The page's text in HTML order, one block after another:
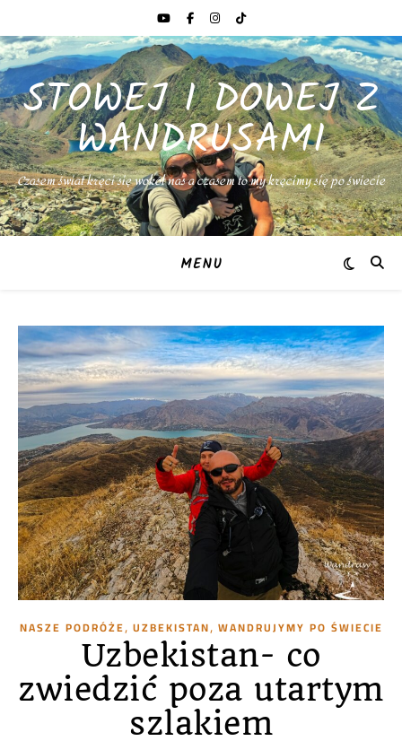
STOWEJ I DOWEJ Z
WANDRUSAMI
Czasem świat kręci się wokół nas a czasem to my kręcimy się po świecie
MENU
NASZE PODRÓŻE, UZBEKISTAN, WANDRUJYMY PO ŚWIECIE
Uzbekistan- co
zwiedzić poza utartym
szlakiem